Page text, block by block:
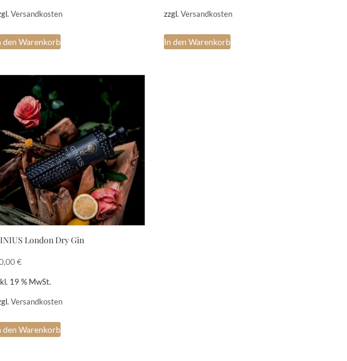
Versandkosten
den Warenkorb
zzgl. Versandkosten
In den Warenkorb
London Dry Gin
€
19 % MwSt.
Versandkosten
den Warenkorb